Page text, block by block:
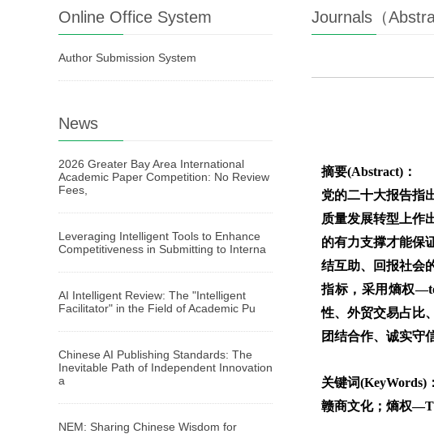
Online Office System
Author Submission System
News
2026 Greater Bay Area International
Academic Paper Competition: No Review
Fees,
Leveraging Intelligent Tools to Enhance
Competitiveness in Submitting to Interna
AI Intelligent Review: The "Intelligent
Facilitator" in the Field of Academic Pu
Chinese AI Publishing Standards: The
Inevitable Path of Independent Innovation
a
NEM: Sharing Chinese Wisdom for
Journals（
摘要(Abstract)：
党的二十大报告指
质量发展转型上作
的有力支撑才能保
结互助、回报社会
指标，采用熵权
性、外贸交易占比
团结合作、诚实守
关键词(KeyWords)：
赣商文化；熵权